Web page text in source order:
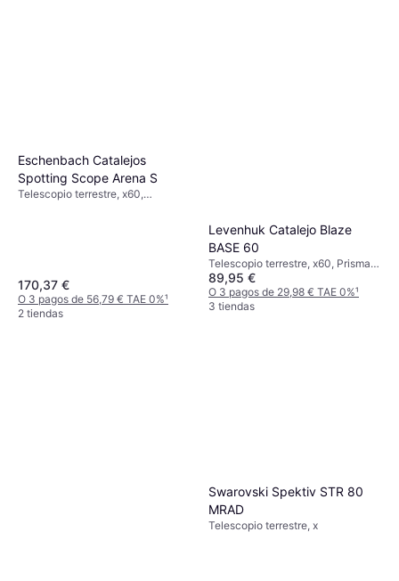
Eschenbach Catalejos
Spotting Scope Arena S
Telescopio terrestre, x60,
170,37 €
O 3 pagos de 56,79 € TAE 0%¹
2 tiendas
Levenhuk Catalejo Blaze
BASE 60
Telescopio terrestre, x60, Prisma
Porro
89,95 €
O 3 pagos de 29,98 € TAE 0%¹
3 tiendas
Swarovski Spektiv STR 80
MRAD
Telescopio terrestre, x